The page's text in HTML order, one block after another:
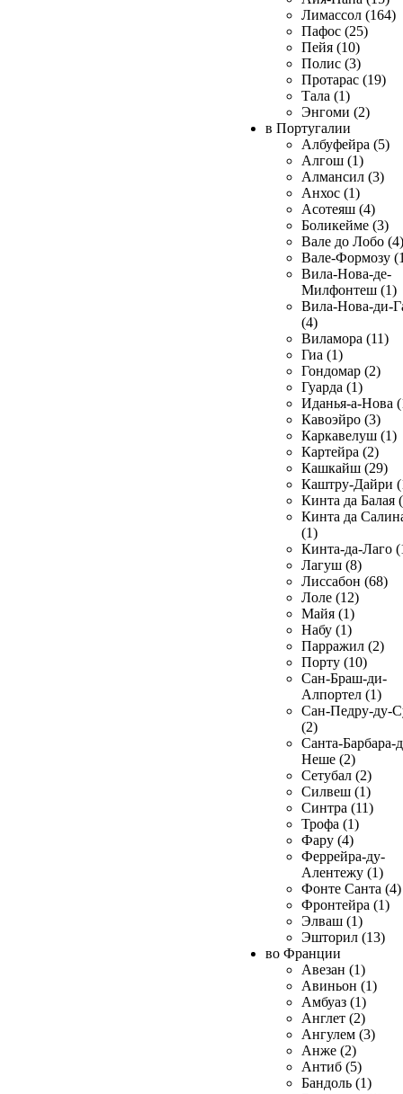
Лимассол (164)
Пафос (25)
Пейя (10)
Полис (3)
Протарас (19)
Тала (1)
Энгоми (2)
в Португалии
Албуфейра (5)
Алгош (1)
Алмансил (3)
Анхос (1)
Асотеяш (4)
Боликейме (3)
Вале до Лобо (4)
Вале-Формозу
Вила-Нова-де-
Милфонтеш (1)
Вила-Нова-ди-
(4)
Виламора (11)
Гиа (1)
Гондомар (2)
Гуарда (1)
Иданья-а-Нова
Кавоэйро (3)
Каркавелуш (1)
Картейра (2)
Кашкайш (29)
Каштру-Дайри
Кинта да Балая
Кинта да
(1)
Кинта-да-Лаго
Лагуш (8)
Лиссабон (68)
Лоле (12)
Майя (1)
Набу (1)
Парражил (2)
Порту (10)
Сан-Браш-ди-
Алпортел (1)
Сан-Педру-ду-
(2)
Санта-Барбара-
Неше (2)
Сетубал (2)
Силвеш (1)
Синтра (11)
Трофа (1)
Фару (4)
Феррейра-ду-
Алентежу (1)
Фонте Санта (4)
Фронтейра (1)
Элваш (1)
Эшторил (13)
во Франции
Авезан (1)
Авиньон (1)
Амбуаз (1)
Англет (2)
Ангулем (3)
Анже (2)
Антиб (5)
Бандоль (1)